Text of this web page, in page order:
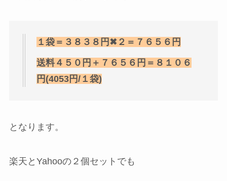
１袋＝３８３８円✖︎２＝７６５６円
送料４５０円＋７６５６円＝８１０６
円(4053円/１袋)
となります。
楽天とYahooの２個セットでも